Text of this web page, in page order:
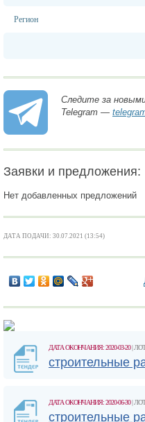
Регион
Следите за
Telegram —
Заявки и предложения:
Нет добавленных предложений
ДАТА ПОДАЧИ: 30.07.2021 (13:54)
ДАТА ОКОНЧАНИЯ: 2020-03-20|
строительные
ДАТА ОКОНЧАНИЯ: 2020-06-30|
строительные